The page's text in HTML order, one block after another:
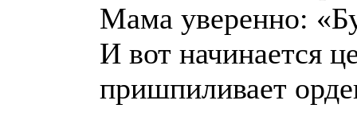
Мама уверенно:
И вот начинается
пришпиливает